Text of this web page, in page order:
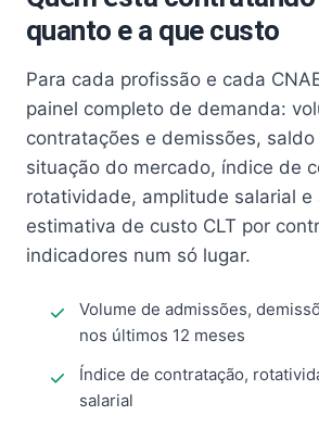
quanto e a que custo
Para cada profissão e cada
painel completo de demanda:
contratações e demissões, saldo
situação do mercado, índice de
rotatividade, amplitude salarial e
estimativa de custo CLT por
indicadores num só lugar.
Volume de admissões,
nos últimos 12 meses
Índice de contratação,
salarial